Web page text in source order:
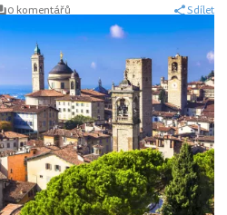
0 komentářů Sdílet